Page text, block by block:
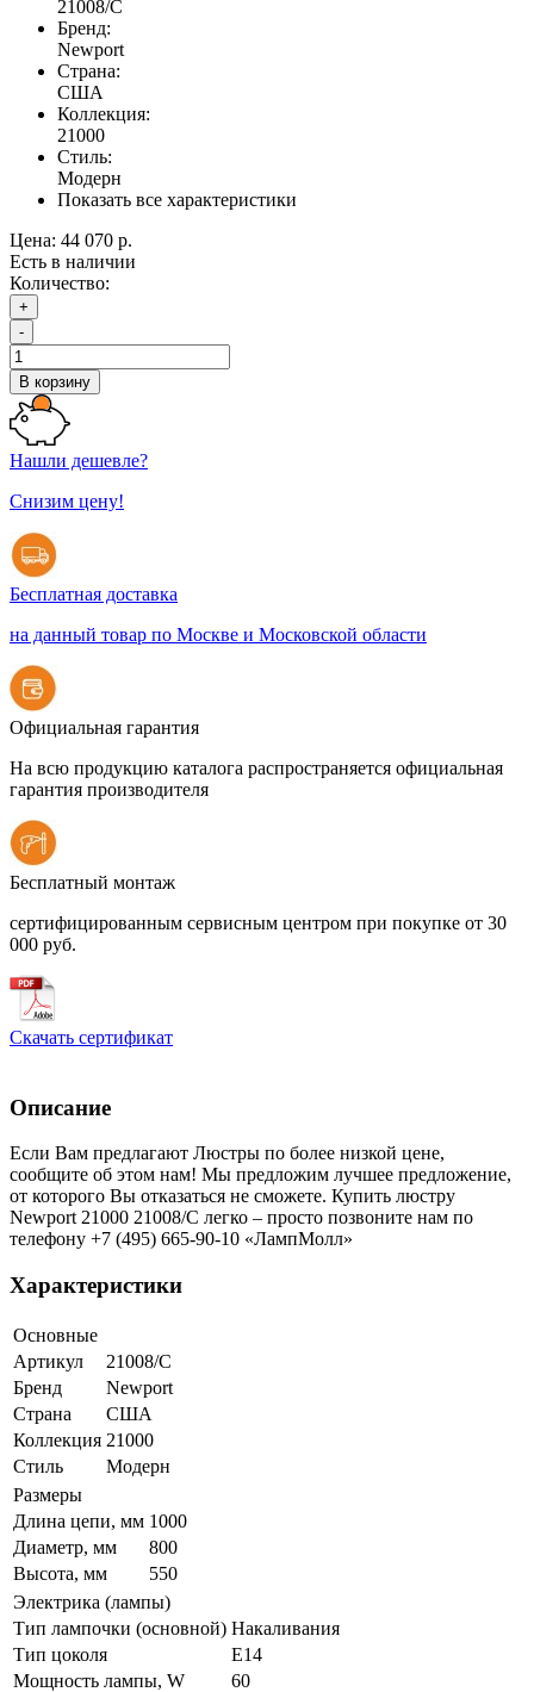
21008/C
Бренд:
Newport
Страна:
США
Коллекция:
21000
Стиль:
Модерн
Показать все характеристики
Цена: 44 070 р.
Есть в наличии
Количество:
+
-
В корзину
Нашли дешевле?
Снизим цену!
Бесплатная доставка
на данный товар по Москве и Московской области
Официальная гарантия
На всю продукцию каталога распространяется официальная
гарантия производителя
Бесплатный монтаж
сертифицированным сервисным центром при покупке от 30
000 руб.
Скачать сертификат
Описание
Если Вам предлагают Люстры по более низкой цене,
сообщите об этом нам! Мы предложим лучшее предложение,
от которого Вы отказаться не сможете. Купить люстру
Newport 21000 21008/C легко – просто позвоните нам по
телефону +7 (495) 665-90-10 «ЛампМолл»
Характеристики
Основные
Артикул
21008/C
Бренд
Newport
Страна
США
Коллекция 21000
Стиль
Модерн
Размеры
Длина цепи, мм 1000
Диаметр, мм
800
Высота, мм
550
Электрика (лампы)
Тип лампочки (основной) Накаливания
Тип цоколя
E14
Мощность лампы, W
60